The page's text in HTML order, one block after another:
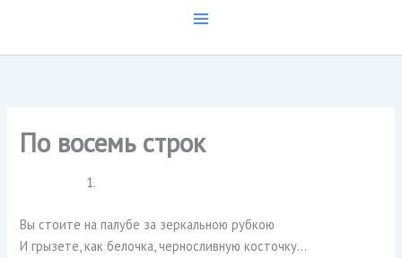
По восемь строк
1.
Вы стоите на палубе за зеркальною рубкою
И грызете, как белочка, черносливную косточку…